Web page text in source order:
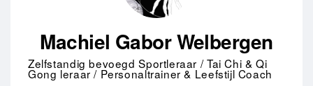
Machiel Gabor Welbergen
Zelfstandig bevoegd Sportleraar / Tai Chi & Qi
Gong leraar / Personaltrainer & Leefstijl Coach